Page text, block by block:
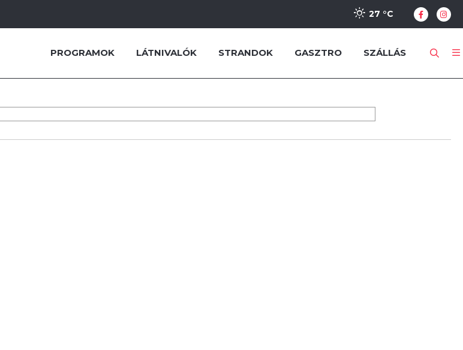
27 °C
PROGRAMOK LÁTNIVALÓK STRANDOK GASZTRO SZÁLLÁS